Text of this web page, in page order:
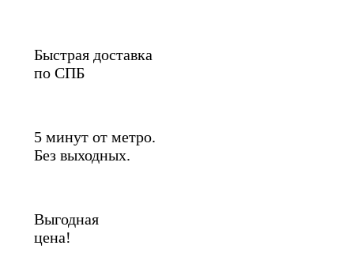
Быстрая доставка
по СПБ
5 минут от метро.
Без выходных.
Выгодная
цена!